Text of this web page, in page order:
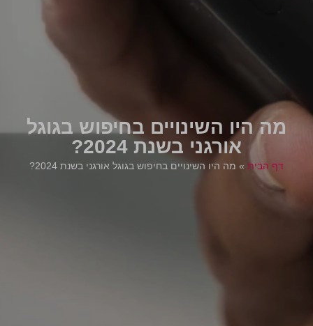
מה היו השינויים בחיפוש בגוגל
אורגני בשנת 2024?
דף הבית » מה היו השינויים בחיפוש בגוגל אורגני בשנת 2024?